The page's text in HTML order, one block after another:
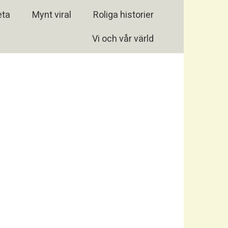
Mynt viral Roliga historier
Vi och vår värld